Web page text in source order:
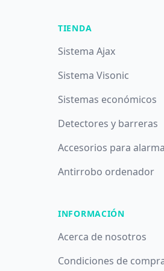
TIENDA
Sistema Ajax
Sistema Visonic
Sistemas económicos
Detectores y barreras
Accesorios para alarma
Antirrobo ordenador
INFORMACIÓN
Acerca de nosotros
Condiciones de